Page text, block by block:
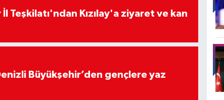
İl Teşkilatı'ndan Kızılay'a ziyaret ve kan
Büyükşehir’den gençlere yaz